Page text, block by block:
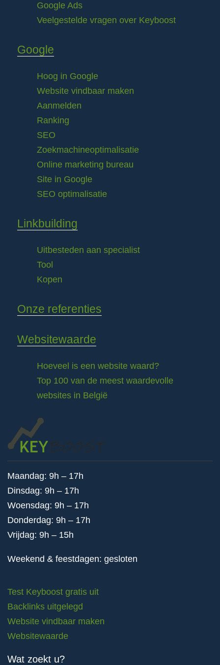
Google Ads
Veelgestelde vragen over Keyboost
Google
Hoog in Google
Website vindbaar maken
Aanmelden
Ranking
SEO
Zoekmachineoptimalisatie
Online marketing bureau
Site in Google
SEO optimalisatie
Linkbuilding
Uitbesteden aan specialist
Tool
Kopen
Onze referenties
Websitewaarde
Hoeveel is een website waard?
Top 100 van de meest waardevolle
websites in België
Maandag: 9h – 17h
Dinsdag: 9h – 17h
Woensdag: 9h – 17h
Donderdag: 9h – 17h
Vrijdag: 9h – 15h
Weekend & feestdagen: gesloten
Test Keyboost gratis uit
Backlinks uitgelegd
Website vindbaar maken
Websitewaarde
Wat zoekt u?